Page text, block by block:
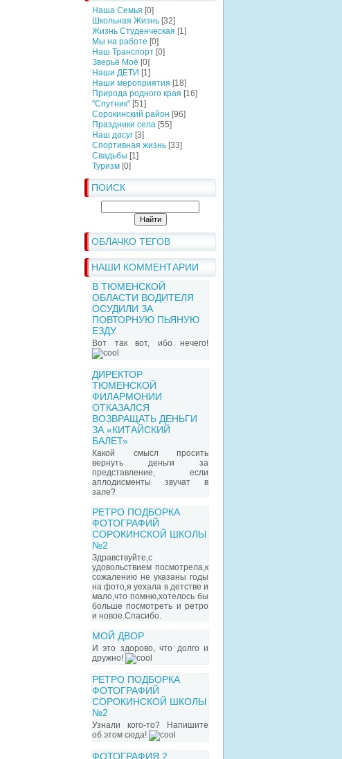
Наша Семья [0]
Школьная Жизнь [32]
Жизнь Студенческая [1]
Мы на работе [0]
Наш Транспорт [0]
Зверьё Моё [0]
Наши ДЕТИ [1]
Наши мероприятия [18]
Природа родного края [16]
"Спутник" [51]
Сорокинский район [96]
Праздники села [55]
Наш досуг [3]
Спортивная жизнь [33]
Свадьбы [1]
Туризм [0]
ПОИСК
ОБЛАЧКО ТЕГОВ
НАШИ КОММЕНТАРИИ
В ТЮМЕНСКОЙ
ОБЛАСТИ ВОДИТЕЛЯ
ОСУДИЛИ ЗА
ПОВТОРНУЮ ПЬЯНУЮ
ЕЗДУ
Вот так вот, ибо нечего!
ДИРЕКТОР
ТЮМЕНСКОЙ
ФИЛАРМОНИИ
ОТКАЗАЛСЯ
ВОЗВРАЩАТЬ ДЕНЬГИ
ЗА «КИТАЙСКИЙ
БАЛЕТ»
Какой смысл просить
вернуть деньги за
представление, если
аплодисменты звучат в
зале?
РЕТРО ПОДБОРКА
ФОТОГРАФИЙ
СОРОКИНСКОЙ ШКОЛЫ
№2
Здравствуйте,с
удовольствием посмотрела,к
сожалению не указаны годы
на фото,я уехала в детстве и
мало,что помню,хотелось бы
больше посмотреть и ретро
и новое.Спасибо.
МОЙ ДВОР
И это здорово, что долго и
дружно!
РЕТРО ПОДБОРКА
ФОТОГРАФИЙ
СОРОКИНСКОЙ ШКОЛЫ
№2
Узнали кого-то? Напишите
об этом сюда!
ФОТОГРАФИЯ 2